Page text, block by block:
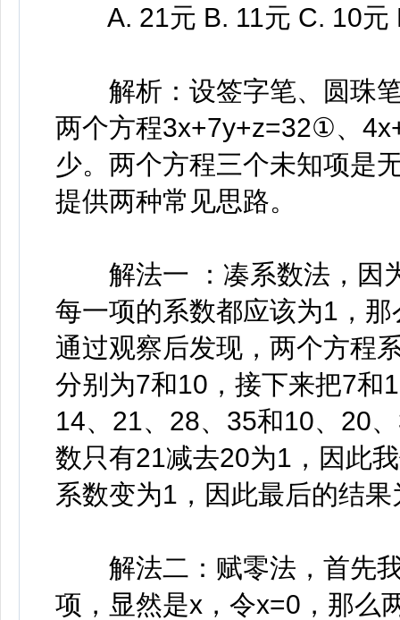
A. 21元 B. 11元 C. 10元
解析：设签字笔、圆珠笔
两个方程3x+7y+z=32①、
少。两个方程三个未知项是
提供两种常见思路。
解法一 ：凑系数法，因
每一项的系数都应该为1，
通过观察后发现，两个方程
分别为7和10，接下来把7和
14、21、28、35和10、20
数只有21减去20为1，因此
系数变为1，因此最后的结
解法二：赋零法，首先我
项，显然是x，令x=0，那么